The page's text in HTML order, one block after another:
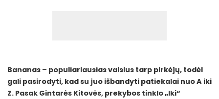
Bananas – populiariausias vaisius tarp pirkėjų, todėl
gali pasirodyti, kad su juo išbandyti patiekalai nuo A iki
Z. Pasak Gintarės Kitovės, prekybos tinklo „Iki“